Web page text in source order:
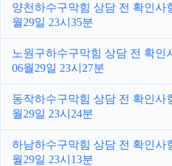
양천하수구막힘 상담 전 확인사
월29일 23시35분
노원구하수구막힘 상담 전 확인
06월29일 23시27분
동작하수구막힘 상담 전 확인사
월29일 23시24분
하남하수구막힘 상담 전 확인사
월29일 23시13분